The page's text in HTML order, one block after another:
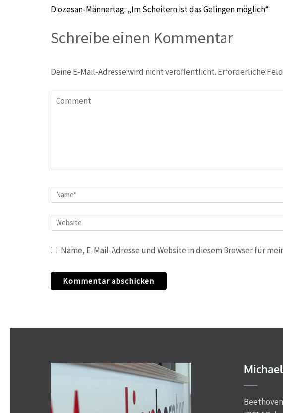
Beitragsnavigation
Diözesan-Männertag: „Im Scheitern ist das Gelingen möglich“
Schreibe einen Kommentar
Deine E-Mail-Adresse wird nicht veröffentlicht. Erforderliche
Comment
Name*
Website
Name, E-Mail-Adresse und Website in diesem Browser für